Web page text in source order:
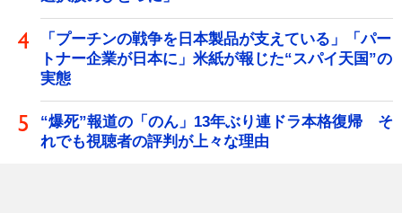
「プーチンの戦争を日本製品が支えている」「パー
トナー企業が日本に」米紙が報じた“スパイ天国”の
実態
“爆死”報道の「のん」13年ぶり連ドラ本格復帰 そ
れでも視聴者の評判が上々な理由